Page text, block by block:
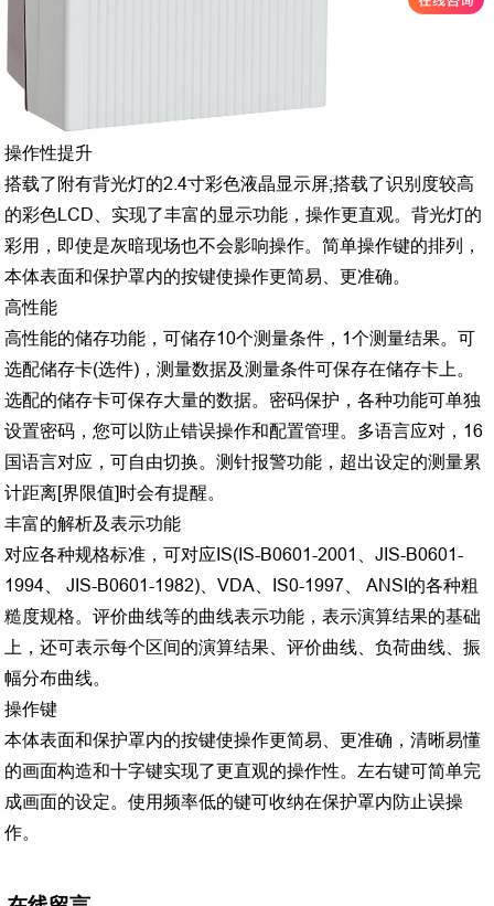
操作性提升
搭载了附有背光灯的2.4寸彩色液晶显示屏;搭载了识别度较高
的彩色LCD、实现了丰富的显示功能，操作更直观。背光灯的
彩用，即使是灰暗现场也不会影响操作。简单操作键的排列，
本体表面和保护罩内的按键使操作更简易、更准确。
高性能
高性能的储存功能，可储存10个测量条件，1个测量结果。可
选配储存卡(选件)，测量数据及测量条件可保存在储存卡上。
选配的储存卡可保存大量的数据。密码保护，各种功能可单独
设置密码，您可以防止错误操作和配置管理。多语言应对，16
国语言对应，可自由切换。测针报警功能，超出设定的测量累
计距离[界限值]时会有提醒。
丰富的解析及表示功能
对应各种规格标准，可对应IS(IS-B0601-2001、JIS-B0601-
1994、 JIS-B0601-1982)、VDA、IS0-1997、 ANSI的各种粗
糙度规格。评价曲线等的曲线表示功能，表示演算结果的基础
上，还可表示每个区间的演算结果、评价曲线、负荷曲线、振
幅分布曲线。
操作键
本体表面和保护罩内的按键使操作更简易、更准确，清晰易懂
的画面构造和十字键实现了更直观的操作性。左右键可简单完
成画面的设定。使用频率低的键可收纳在保护罩内防止误操
作。